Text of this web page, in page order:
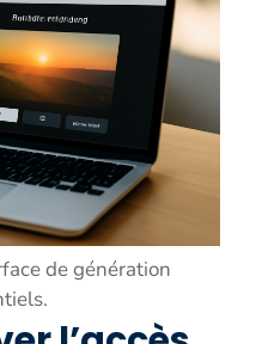
de génération